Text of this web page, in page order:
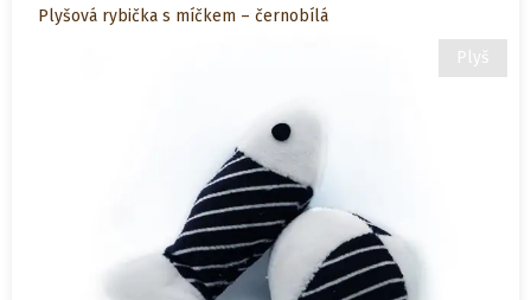
Plyš
Plyšová rybička s míčkem – černobílá